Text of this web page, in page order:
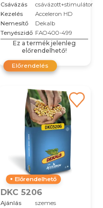
Csávázás
csávázott+stimulátor
Kezelés
Acceleron HD
Nemesítő
Dekalb
Tenyészidő FAO400-499
Ez a termék jelenleg
előrendelhető!
Előrendelés
Előrendelhető
DKC 5206
Ajánlás
szemes